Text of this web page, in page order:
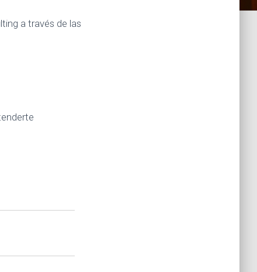
a través de las